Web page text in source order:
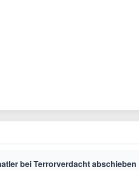
bei Terrorverdacht abschieben